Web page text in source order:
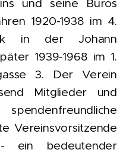
und seine Büros
1920-1938 im 4.
in der Johann
1939-1968 im 1.
3. Der Verein
Mitglieder und
Vereinsvorsitzende
ein bedeutender